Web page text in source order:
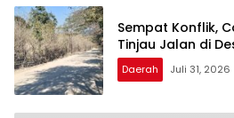
Sempat Konflik,
Tinjau Jalan di
Daerah Juli 31, 2026